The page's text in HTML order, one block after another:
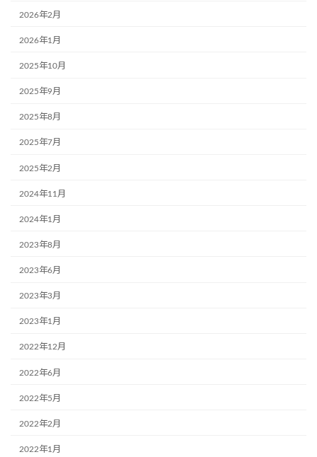
2026年2月
2026年1月
2025年10月
2025年9月
2025年8月
2025年7月
2025年2月
2024年11月
2024年1月
2023年8月
2023年6月
2023年3月
2023年1月
2022年12月
2022年6月
2022年5月
2022年2月
2022年1月